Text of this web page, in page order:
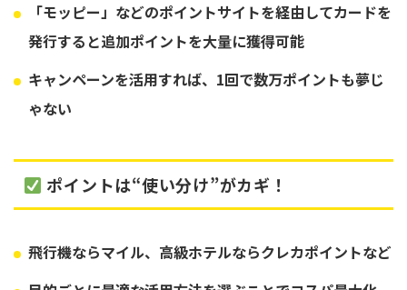
「モッピー」 などのポイントサイトを経由してカードを
発行すると追加ポイントを大量に獲得可能
キャンペーンを活用すれば、 1回で数万ポイントも夢じ
ゃない
ポイントは“使い分け”がカギ！
飛行機ならマイル、高級ホテルならクレカポイントなど